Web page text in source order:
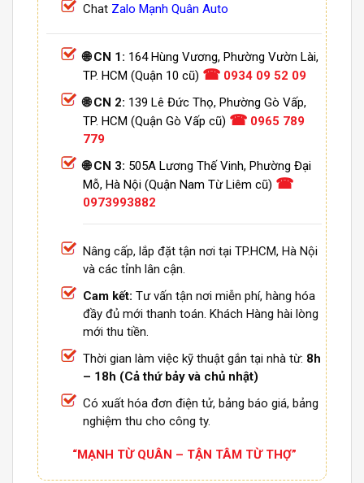
Chat Zalo Mạnh Quân Auto
🌐 CN 1: 164 Hùng Vương, Phường Vườn Lài,
TP. HCM (Quận 10 cũ) ☎ 0934 09 52 09
🌐 CN 2: 139 Lê Đức Thọ, Phường Gò Vấp,
TP. HCM (Quận Gò Vấp cũ) ☎ 0965 789
779
🌐 CN 3: 505A Lương Thế Vinh, Phường Đại
Mỗ, Hà Nội (Quận Nam Từ Liêm cũ) ☎
0973993882
Nâng cấp, lắp đặt tận nơi tại TP.HCM, Hà Nội
và các tỉnh lân cận.
Cam kết: Tư vấn tận nơi miễn phí, hàng hóa
đầy đủ mới thanh toán. Khách Hàng hài lòng
mới thu tiền.
Thời gian làm việc kỹ thuật gắn tại nhà từ: 8h
– 18h (Cả thứ bảy và chủ nhật)
Có xuất hóa đơn điện tử, bảng báo giá, bảng
nghiệm thu cho công ty.
“MẠNH TỪ QUÂN – TẬN TÂM TỪ THỢ”